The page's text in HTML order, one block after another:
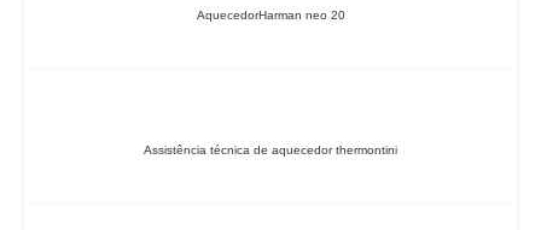
AquecedorHarman neo 20
Assistência técnica de aquecedor thermontini